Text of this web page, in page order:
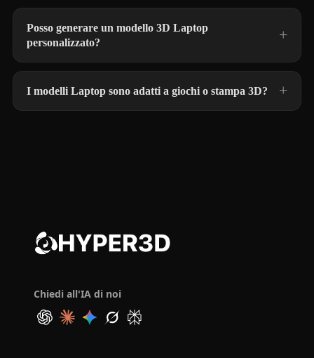
Posso generare un modello 3D Laptop
personalizzato?
I modelli Laptop sono adatti a giochi o stampa 3D?
Chiedi all'IA di noi